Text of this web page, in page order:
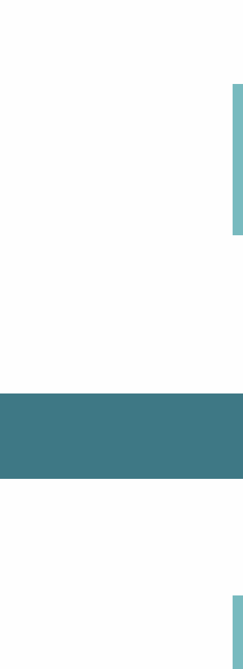
mon une mon